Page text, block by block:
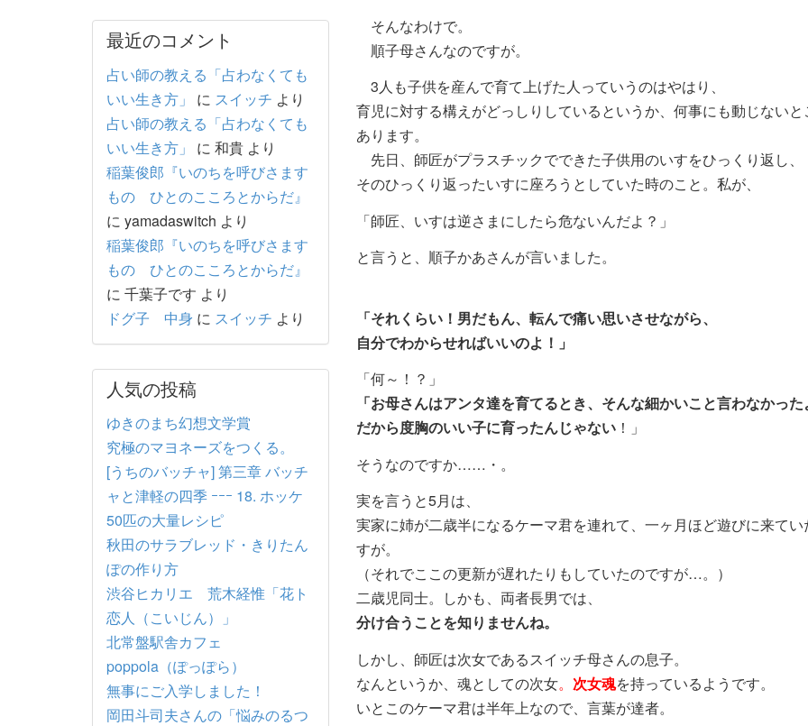
そんなわけで。
順子母さんなのですが。
3人も子供を産んで育て上げた人っていうのはやはり、
育児に対する構えがどっしりしているというか、何事にも動じないと
あります。
先日、師匠がプラスチックでできた子供用のいすをひっくり返し、
そのひっくり返ったいすに座ろうとしていた時のこと。私が、
「師匠、いすは逆さまにしたら危ないんだよ？」
と言うと、順子かあさんが言いました。
「それくらい！男だもん、転んで痛い思いさせながら、
自分でわからせればいいのよ！」
「何～！？」
「お母さんはアンタ達を育てるとき、そんな細かいこと言わなかった
だから度胸のいい子に育ったんじゃない！」
そうなのですか……・。
実を言うと5月は、
実家に姉が二歳半になるケーマ君を連れて、一ヶ月ほど遊びに来てい
すが。
（それでここの更新が遅れたりもしていたのですが…。）
二歳児同士。しかも、両者長男では、
分け合うことを知りませんね。
しかし、師匠は次女であるスイッチ母さんの息子。
なんというか、魂としての次女。 次女魂を持っているようです。
いとこのケーマ君は半年上なので、言葉が達者。
最近のコメント
占い師の教える「占わなくても
いい生き方」
に スイッチ より
占い師の教える「占わなくても
いい生き方」
に 和貴 より
稲葉俊郎『いのちを呼びさます
もの ひとのこころとからだ』
に yamadaswitch より
稲葉俊郎『いのちを呼びさます
もの ひとのこころとからだ』
に 千葉子です より
ドグ子 中身 に スイッチ より
人気の投稿
ゆきのまち幻想文学賞
究極のマヨネーズをつくる。
[うちのバッチャ] 第三章 バッチ
ャと津軽の四季 ｰｰｰ 18. ホッケ
50匹の大量レシピ
秋田のサラブレッド・きりたん
ぽの作り方
渋谷ヒカリエ 荒木経惟「花ト
恋人（こいじん）」
北常盤駅舎カフェ
poppola（ぽっぽら）
無事にご入学しました！
岡田斗司夫さんの「悩みのるつ